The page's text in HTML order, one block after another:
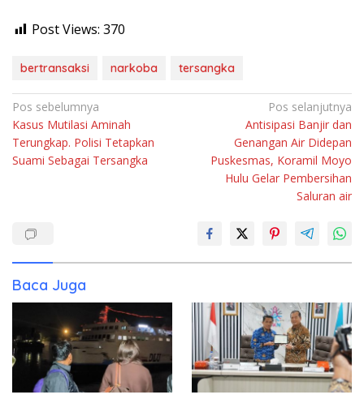
Post Views: 370
bertransaksi narkoba tersangka
Navigasi
pos
Pos sebelumnya
Kasus Mutilasi Aminah
Terungkap. Polisi Tetapkan
Suami Sebagai Tersangka
Pos selanjutnya
Antisipasi Banjir dan
Genangan Air Didepan
Puskesmas, Koramil Moyo
Hulu Gelar Pembersihan
Saluran air
Baca Juga